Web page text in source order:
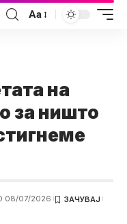
Аа
на
за ништо
08/07/2026